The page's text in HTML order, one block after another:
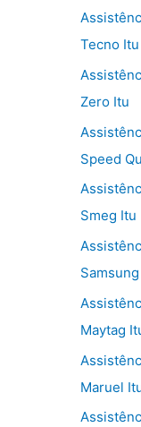
Tecno Itu
Zero Itu
Speed
Smeg Itu
Maytag
Maruel